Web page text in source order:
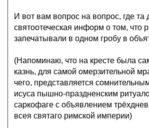
И вот вам вопрос на вопрос, где та
святоотеческая информ о том, что
запечатывали в одном гробу в
(Напоминаю, что на кресте была
казнь, для самой омерзительной
чего, представляется
исуса пышно-праздненским
саркофаге с объявлением
всея святаго римской империи)